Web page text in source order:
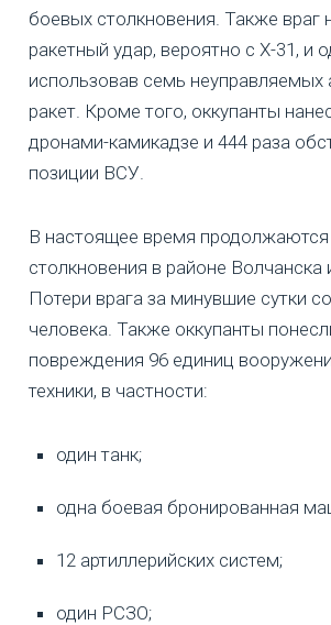
боевых столкновения. Также враг
ракетный удар, вероятно с Х-31, и
использовав семь неуправляемых
ракет. Кроме того, оккупанты
дронами-камикадзе и 444 раза
позиции ВСУ.
В настоящее время
столкновения в районе Волчанска
Потери врага за минувшие сутки
человека. Также оккупанты
повреждения 96 единиц
техники, в частности:
один танк;
одна боевая бронированная
12 артиллерийских систем;
один РСЗО;